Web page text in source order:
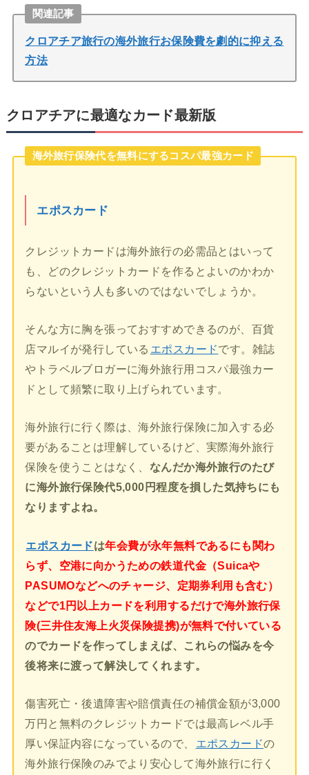
関連記事
クロアチア旅行の海外旅行お保険費を劇的に抑える
方法
クロアチアに最適なカード最新版
海外旅行保険代を無料にするコスパ最強カード
エポスカード
クレジットカードは海外旅行の必需品とはいって
も、どのクレジットカードを作るとよいのかわか
らないという人も多いのではないでしょうか。
そんな方に胸を張っておすすめできるのが、百貨
店マルイが発行している エポスカードです。雑誌
やトラベルブロガーに海外旅行用コスパ最強カー
ドとして頻繁に取り上げられています。
海外旅行に行く際は、海外旅行保険に加入する必
要があることは理解しているけど、実際海外旅行
保険を使うことはなく、 なんだか海外旅行のたび
に海外旅行保険代5,000円程度を損した気持ちにも
なりますよね。
エポスカードは年会費が永年無料であるにも関わ
らず、空港に向かうための鉄道代金（Suicaや
PASUMOなどへのチャージ、定期券利用も含む）
などで1円以上カードを利用するだけで海外旅行保
険(三井住友海上火災保険提携)が無料で付いている
のでカードを作ってしまえば、これらの悩みを今
後将来に渡って解決してくれます。
傷害死亡・後遺障害や賠償責任の補償金額が3,000
万円と無料のクレジットカードでは最高レベル手
厚い保証内容になっているので、
エポスカードの
海外旅行保険のみでより安心して海外旅行に行く